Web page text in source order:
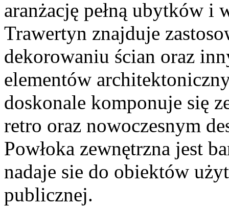
aranżację pełną ubytków i
Trawertyn znajduje
dekorowaniu ścian oraz
elementów
doskonale komponuje się
retro oraz nowoczesnym
Powłoka zewnętrzna jest
nadaje sie do obiektów
publicznej.